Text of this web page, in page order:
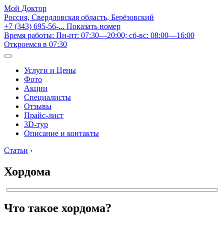
Мой Доктор
Россия, Свердловская область, Берёзовский
+7 (343) 695-56-... Показать номер
Время работы: Пн-пт: 07:30—20:00; сб-вс: 08:00—16:00
Откроемся в 07:30
Услуги и Цены
Фото
Акции
Специалисты
Отзывы
Прайс-лист
3D-тур
Описание и контакты
Статьи ›
Хордома
Что такое хордома?